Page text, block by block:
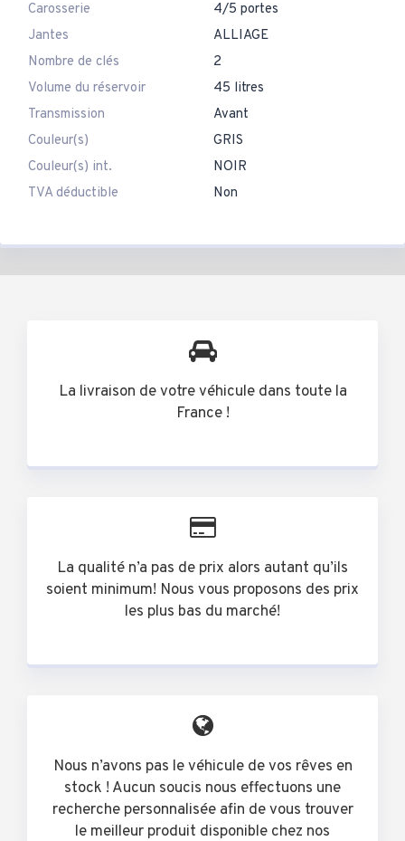
Carosserie
4/5 portes
Jantes
ALLIAGE
Nombre de clés
2
Volume du réservoir
45 litres
Transmission
Avant
Couleur(s)
GRIS
Couleur(s) int.
NOIR
TVA déductible
Non
La livraison de votre véhicule dans toute la
France !
La qualité n’a pas de prix alors autant qu’ils
soient minimum! Nous vous proposons des prix
les plus bas du marché!
Nous n’avons pas le véhicule de vos rêves en
stock ! Aucun soucis nous effectuons une
recherche personnalisée afin de vous trouver
le meilleur produit disponible chez nos